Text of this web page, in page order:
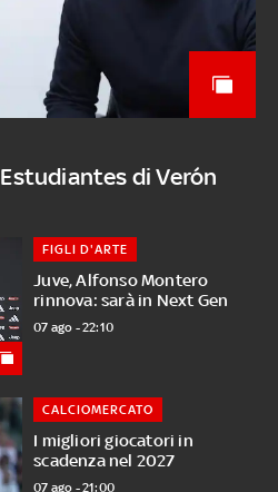
di Verón
Juve, Alfonso Montero
rinnova: sarà in Next Gen
FIGLI D'ARTE
07 ago - 22:10
I migliori giocatori in
scadenza nel 2027
CALCIOMERCATO
07 ago - 21:00